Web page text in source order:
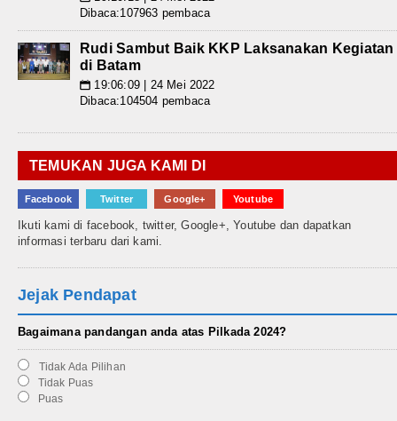
Dibaca:107963 pembaca
Rudi Sambut Baik KKP Laksanakan Kegiatan
di Batam
📅 19:06:09 | 24 Mei 2022
Dibaca:104504 pembaca
TEMUKAN JUGA KAMI DI
Facebook Twitter Google+ Youtube
Ikuti kami di facebook, twitter, Google+, Youtube dan dapatkan
informasi terbaru dari kami.
Jejak Pendapat
Bagaimana pandangan anda atas Pilkada 2024?
Tidak Ada Pilihan
Tidak Puas
Puas